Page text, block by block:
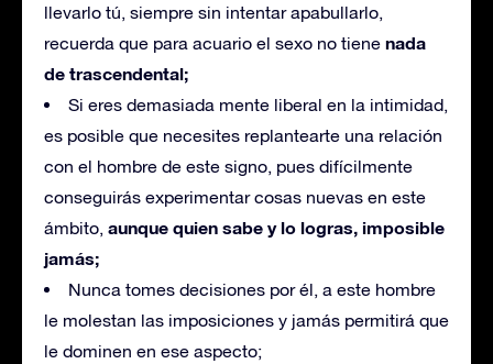
llevarlo tú, siempre sin intentar apabullarlo,
recuerda que para acuario el sexo no tiene nada
de trascendental;
Si eres demasiada mente liberal en la intimidad,
es posible que necesites replantearte una relación
con el hombre de este signo, pues difícilmente
conseguirás experimentar cosas nuevas en este
ámbito, aunque quien sabe y lo logras, imposible
jamás;
Nunca tomes decisiones por él, a este hombre
le molestan las imposiciones y jamás permitirá que
le dominen en ese aspecto;